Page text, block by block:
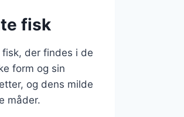
fisk
fisk, der findes i de
form og sin
og dens milde
måder.